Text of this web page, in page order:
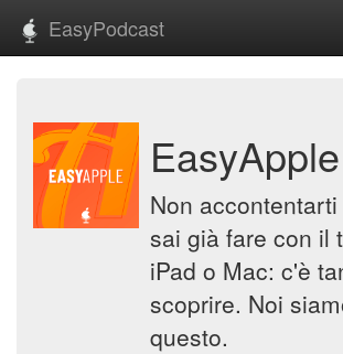
EasyPodcast
EasyApple
Non
sai già fare con il
iPad o Mac: c'è
scoprire. Noi
questo.